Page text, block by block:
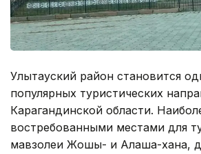
Улытауский район становится
популярных туристических
Карагандинской области.
востребованными местами для
мавзолеи Жошы- и Алаша-хана,